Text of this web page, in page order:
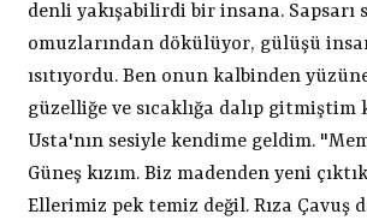
denli yakışabilirdi bir insana. Sapsarı
omuzlarından dökülüyor, gülüşü
ısıtıyordu. Ben onun kalbinden
güzelliğe ve sıcaklığa dalıp gitmiştim
Usta'nın sesiyle kendime geldim.
Güneş kızım. Biz madenden yeni
Ellerimiz pek temiz değil. Rıza Çavuş